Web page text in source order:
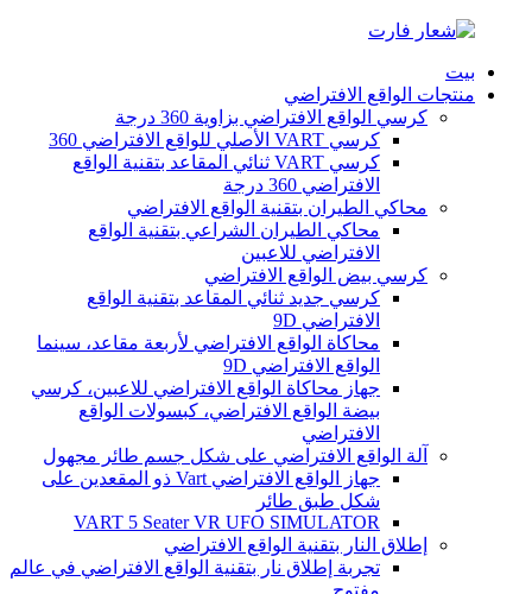
بيت
منتجات الواقع الافتراضي
كرسي الواقع الافتراضي بزاوية 360 درجة
كرسي VART الأصلي للواقع الافتراضي 360
كرسي VART ثنائي المقاعد بتقنية الواقع
الافتراضي 360 درجة
محاكي الطيران بتقنية الواقع الافتراضي
محاكي الطيران الشراعي بتقنية الواقع
الافتراضي للاعبين
كرسي بيض الواقع الافتراضي
كرسي جديد ثنائي المقاعد بتقنية الواقع
الافتراضي 9D
محاكاة الواقع الافتراضي لأربعة مقاعد، سينما
الواقع الافتراضي 9D
جهاز محاكاة الواقع الافتراضي للاعبين، كرسي
بيضة الواقع الافتراضي، كبسولات الواقع
الافتراضي
آلة الواقع الافتراضي على شكل جسم طائر مجهول
جهاز الواقع الافتراضي Vart ذو المقعدين على
شكل طبق طائر
VART 5 Seater VR UFO SIMULATOR
إطلاق النار بتقنية الواقع الافتراضي
تجربة إطلاق نار بتقنية الواقع الافتراضي في عالم
مفتوح